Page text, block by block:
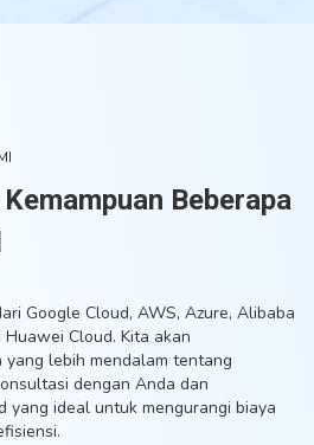
Beberapa
Google Cloud, AWS, Azure, Alibaba
Cloud. Kita akan
yang lebih mendalam tentang
dengan Anda dan
yang ideal untuk mengurangi biaya